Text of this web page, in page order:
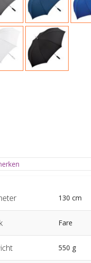
130 cm
Fare
550 g